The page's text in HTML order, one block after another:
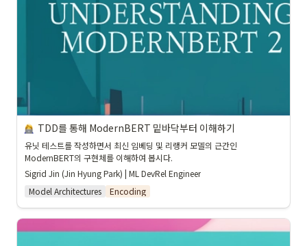
TDD를 통해 ModernBERT 밑바닥부터 이해하기
유닛 테스트를 작성하면서 최신 임베딩 및 리랭커 모델의 근간인
ModernBERT의 구현체를 이해하여 봅시다.
Sigrid Jin (Jin Hyung Park) | ML DevRel Engineer
Model Architectures
Encoding